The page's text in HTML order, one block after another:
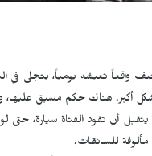
واقعاً تعيشه يومياً، يتجلى في
بشكل أكبر. هناك حكم مسبق
أن تقود الفتاة سيارة، حتى
للسائقات.